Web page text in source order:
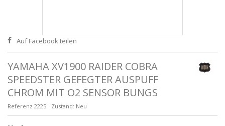
Auf Facebook teilen
YAMAHA XV1900 RAIDER COBRA
SPEEDSTER GEFEGTER AUSPUFF
CHROM MIT O2 SENSOR BUNGS
Referenz 2225 Zustand: Neu